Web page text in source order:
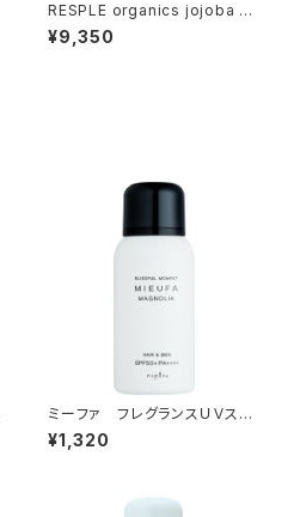
RESPLE organics jojoba Sk
in Oil 100ml
¥9,350
ミーファ フレグランスＵＶスプ
レー＜マグノリア＞
¥1,320